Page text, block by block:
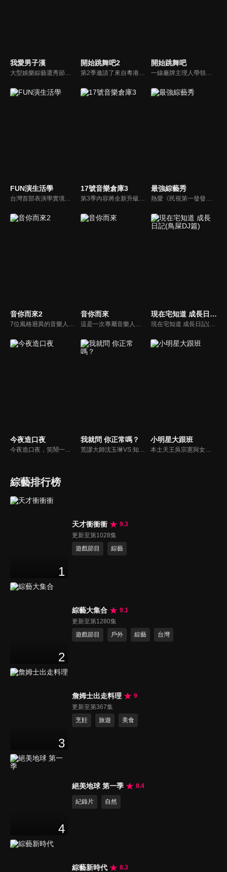
我愛男子漢 開始跳舞吧2
第2季邀請了來自粵港澳地區的街舞少年團參加，並由贊多、敖子逸、王晨藝、黃譽博等擔任街舞領軍人物，少年們在他們的帶領下，分別進行初舞臺、合作舞臺以及最終的留名舞臺三個階段的挑戰，通過動感的音樂和充滿激情的舞蹈，將中國傳統文化特色與街舞文化相結合。
開始跳舞吧
一線廠牌主理人帶領自己的少年團來到頂尖舞者嚮往的第七街區爭奪最終留名權；少年舞者們在召集人朱正廷和特別教練王晨藝、NAME帶領下，不斷通過齊舞和Battle的方式為自己的廠牌爭取徽章，熱血少年拼盡全力；究竟誰能登頂中國最強少年團戰隊？
FUN演生活學
台灣首部表演學實境秀 節目由郎祖筠老師親自指導，節目內容真實互動、實戰經驗傳授，在一陣真人秀節目風格中，一定能脫穎而出，引起期待，非看不可。實境節目以綜藝風格中加入『E D G E 法則』，觀看表演中的表演學，讓觀眾明白易曉，輕鬆體驗表演，進而從生活中看表演，從表演中懂生活。
17號音樂倉庫3
第3季內容將全新升級，新增實驗性舞台挑戰，倉庫主理人需走到戶外匿名演出，用歌聲吸引觀眾並接受打分，老朋友胡夏、白舉綱、希林娜依·高歡樂回歸，新夥伴鄧佳鑫驚喜加盟，四位倉庫主理人將結伴同行踏上全新的音樂之旅，共同探索那些藏在日常生活中的美好旋律！
最強綜藝秀
熱愛《民視第一發發發》的忠實觀眾，一定要看！喜歡五花八門達人秀的網友，非追不可！愛看明星挑戰各種才藝表演的鐵粉，絕不能錯過！什麼都有，什麼都秀，請看《最強綜藝秀》！
音你而來2
7位風格迥異的音樂人張震嶽、張碧晨、武藝、小鬼-王琳凱、歐陽娜娜、王赫野、陳卓璿組成「音你小隊」，受邀參與一場馬來西亞音樂節，結伴踏上異國他鄉的文化探索之旅，沉浸式感受當地的風土人情，探尋當地音樂，進行面對面的音樂交流與互動，用音樂搭建起跨越國界的文化橋梁，展現出音樂無國界的魅力。
音你而來
這是一次專屬音樂人的集體團建。7位音樂人在不同城市通過同宿的方式開啟一段音樂社交治癒之旅，旅途中他們將兩兩搭檔完成6場雙人音樂路演，以路演之名彼此尋找自己最契合的音樂搭檔，為自己撒野、為友情吶喊、為感性唱歌。用年輕的敘事方式，講述音樂人們最真實的社交故事。
現在宅知道 成長日記(鳥屎DJ篇)
現在宅知道 成長日記(鳥屎DJ篇)
今夜造口夜
今夜造口夜，笑鬧一整夜。以網路自製嘲諷節目走紅、在網路擁有廣大支持群眾和影響力的主播「視網膜」，藉此一揉合綜藝與喜劇之談話性節目，帶觀眾以輕鬆之方式，瞭解時下最熱門、最能引起共鳴的社會議題、現象和人物。 多元的切入角度、最輕鬆易懂的議題剖析、言論尺度不設限！
我就問 你正常嗎？
荒謬大師沈玉琳VS.知性作家​​于美人，首次聯手主持！雙方展現犀利又幽默的獨特主持風格引爆辛辣話題！
小明星大跟班
本土天王吳宗憲與女兒吳姍儒（Sandy）搭檔主持，每集邀請來賓暢談演藝圈大小事，父女檔聯手笑果十足，老梗搭上新世代，最新組合強勢登場！
綜藝排行榜
1
天才衝衝衝
9.3
更新至第1028集
遊戲節目
綜藝
2
綜藝大集合
9.1
更新至第1280集
遊戲節目
戶外 綜藝 台灣
3
詹姆士出走料理
9
更新至第367集
烹飪
旅遊 美食
4
絕美地球 第一季 8.4
紀錄片 自然
綜藝新時代
8.3